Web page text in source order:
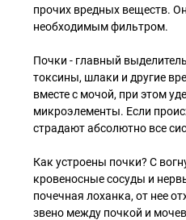
прочих вредных веществ.
необходимым фильтром.
Почки - главный
токсины, шлаки и другие
вместе с мочой, при этом
микроэлементы. Если
страдают абсолютно все
Как устроены почки? С
кровеносные сосуды и
почечная лоханка, от нее
звено между почкой и